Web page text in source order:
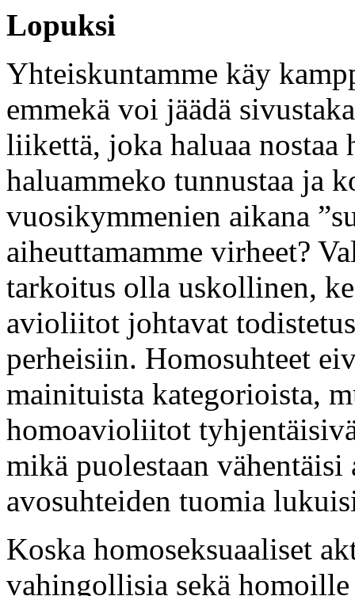
Lopuksi
Yhteiskuntamme käy
emmekä voi jäädä
liikettä, joka haluaa
haluammeko tunnustaa ja
vuosikymmenien aikana
aiheuttamamme virheet?
tarkoitus olla uskollinen,
avioliitot johtavat
perheisiin. Homosuhteet
mainituista kategorioista,
homoavioliitot
mikä puolestaan
avosuhteiden tuomia
Koska homoseksuaaliset
vahingollisia sekä